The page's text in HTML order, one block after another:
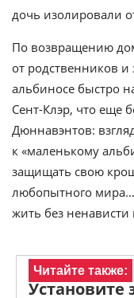
дочь изолировали
По возвращению
от родственников
альбиносе быстро
Сент-Клэр, что еще
Дюннавэнтов:
к «маленькому
защищать свою
любопытного
жить без ненависти
Читайте также:
Установите